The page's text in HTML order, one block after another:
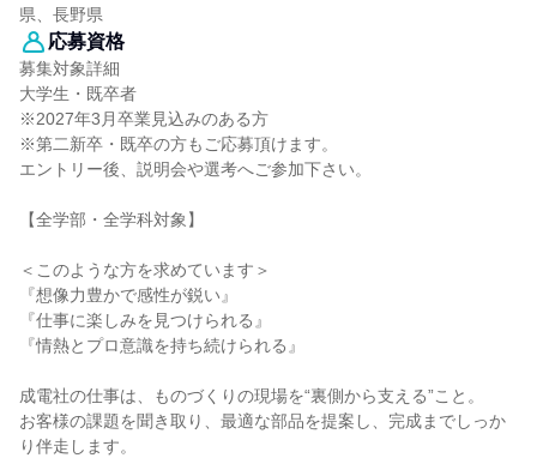
県、長野県
応募資格
募集対象詳細
大学生・既卒者
※2027年3月卒業見込みのある方
※第二新卒・既卒の方もご応募頂けます。
エントリー後、説明会や選考へご参加下さい。
【全学部・全学科対象】
＜このような方を求めています＞
『想像力豊かで感性が鋭い』
『仕事に楽しみを見つけられる』
『情熱とプロ意識を持ち続けられる』
成電社の仕事は、ものづくりの現場を“裏側から支える”こと。
お客様の課題を聞き取り、最適な部品を提案し、完成までしっか
り伴走します。